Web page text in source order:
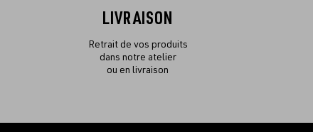
LIVRAISON
Retrait de vos produits
dans notre atelier
ou en livraison